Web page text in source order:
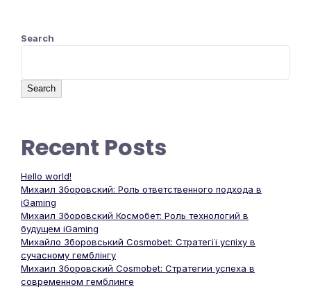
Search
Search
Recent Posts
Hello world!
Михаил Зборовский: Роль ответственного подхода в
iGaming
Михаил Зборовский Космобет: Роль технологий в
будущем iGaming
Михайло Зборовський Cosmobet: Стратегії успіху в
сучасному гемблінгу
Михаил Зборовский Cosmobet: Стратегии успеха в
современном гемблинге